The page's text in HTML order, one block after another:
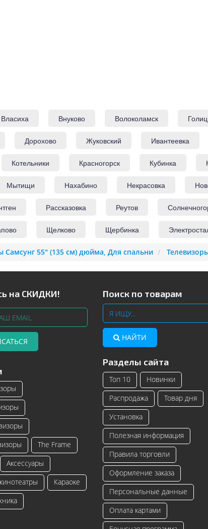
Власиха Внуково Волоколамск
Дорохово Жуковский Ивантеевка
Котельники Красногорск Кубинка
Мытищи Нахабино Некрасовка
Рассказовка Реутов
Щелково Щербинка
Самсунг 55" (135 см) дюйма, Для спальни
на СКИДКИ!
The Frame
Аксессуары
Караоке
Поиск по товарам
НАЙТИ
Разделы сайта
Топ 10
Новинки
Распродажа
Товар дня
Установка
Полезная информация
Правила торговли
Оформление заказа
Персональные данные
Оплата картами
Samsung с изогнутым
– инновационные модели
далее
Читать далее